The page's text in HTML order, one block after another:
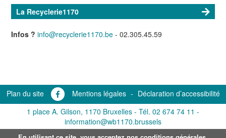
La Recyclerie1170
Infos ? info@recyclerie1170.be - 02.305.45.59
Plan du site Mentions légales - Déclaration d’accessibilité
1 place A. Gilson, 1170 Bruxelles - Tél. 02 674 74 11 -
information@wb1170.brussels